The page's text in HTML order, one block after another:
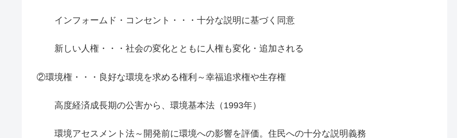
インフォームド・コンセント・・・十分な説明に基づく同意
新しい人権・・・社会の変化とともに人権も変化・追加される
②環境権・・・良好な環境を求める権利～幸福追求権や生存権
高度経済成長期の公害から、環境基本法（1993年）
環境アセスメント法～開発前に環境への影響を評価。住民への十分な説明義務